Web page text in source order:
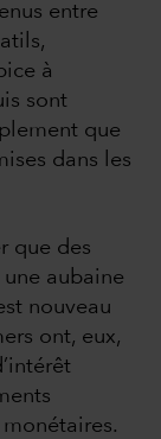
entre
à
sont
que
dans les
que des
aubaine
nouveau
ont, eux,